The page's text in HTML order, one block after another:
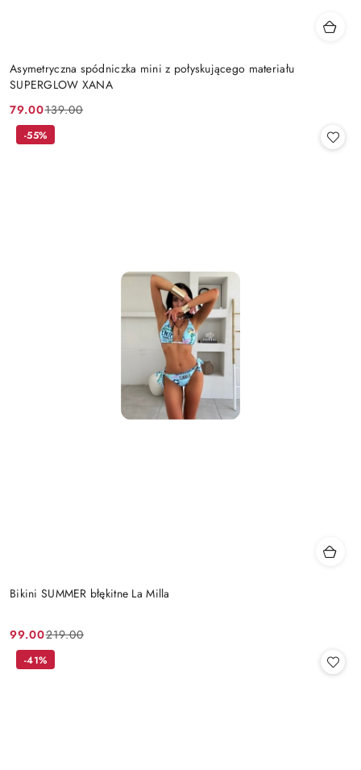
Asymetryczna spódniczka mini z połyskującego materiału
SUPERGLOW XANA
Cena
promocyjna:
79.00
Cena
przed
139.00
Bikini SUMMER błękitne La Milla
Cena
promocyjna:
99.00
Cena
przed
219.00
-55%
-41%